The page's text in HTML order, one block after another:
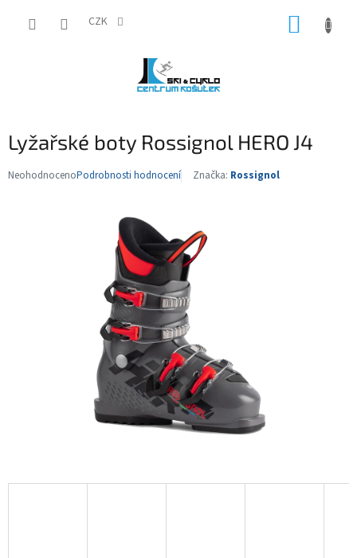
CZK
Lyžařské boty Rossignol HERO J4
Průměrné
NeohodnocenoPodrobnosti hodnocení Značka: Rossignol